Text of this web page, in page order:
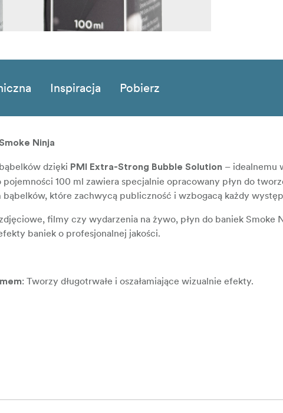
Inspiracja Pobierz
Ninja
dzięki PMI Extra-Strong Bubble Solution – idealnemu
100 ml zawiera specjalnie opracowany płyn do
bąbelków, które zachwycą publiczność i wzbogacą każdy
filmy czy wydarzenia na żywo, płyn do baniek Smoke
baniek o profesjonalnej jakości.
: Tworzy długotrwałe i oszałamiające wizualnie efekty.
ml